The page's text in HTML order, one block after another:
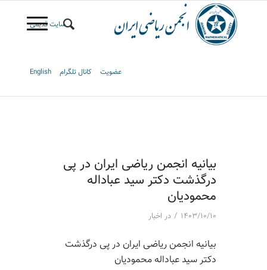
سایت قدیمی
عضویت کانال تلگرام English
بیانیه انجمن ریاضی ایران در پی
درگذشت دکتر سید عباداله
محمودیان
۱۴۰۳/۱۰/۱۰ / در اخبار
بیانیه انجمن ریاضی ایران در پی درگذشت
دکتر سید عباداله محمودیان